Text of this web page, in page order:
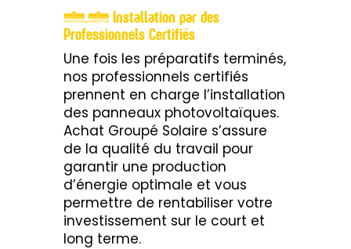
3.2 Installation par des
Professionnels Certifiés
Une fois les préparatifs terminés,
nos professionnels certifiés
prennent en charge l’installation
des panneaux photovoltaïques.
Achat Groupé Solaire s’assure
de la qualité du travail pour
garantir une production
d’énergie optimale et vous
permettre de rentabiliser votre
investissement sur le court et
long terme.